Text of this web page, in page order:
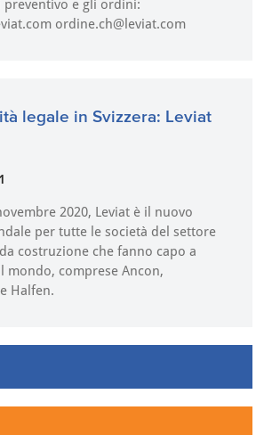
preventivo e gli ordini:
ordine.ch@leviat.com
legale in Svizzera: Leviat
2020, Leviat è il nuovo
per tutte le società del settore
costruzione che fanno capo a
mondo, comprese Ancon,
Halfen.